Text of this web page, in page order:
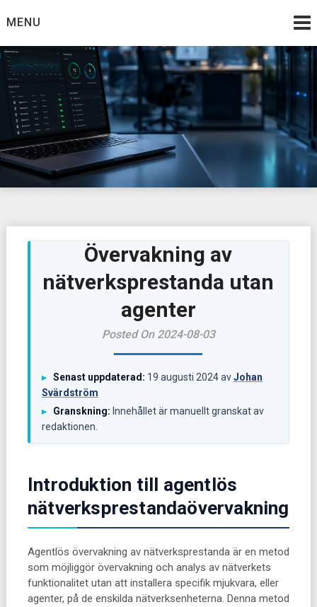
toMENU
Övervakning av
nätverksprestanda utan
agenter
Posted On 2024-08-03
▸ Senast uppdaterad: 19 augusti 2024avJohan
Svärdström
▸ Granskning: Innehållet är manuellt granskat av
redaktionen.
Introduktion till agentlös
nätverksprestandaövervakning
Agentlös övervakning av nätverksprestanda är en metod
som möjliggör övervakning och analys av nätverkets
funktionalitet utan att installera specifik mjukvara, eller
agenter, på de enskilda nätverksenheterna. Denna metod